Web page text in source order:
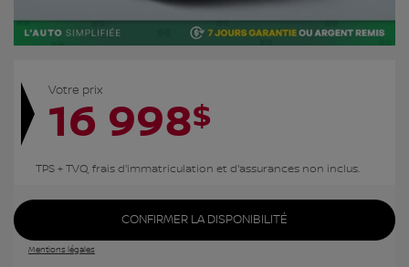
Votre prix
16 998$
TPS + TVQ, frais d'immatriculation et d'assurances non inclus.
CONFIRMER LA DISPONIBILITÉ
Mentions légales